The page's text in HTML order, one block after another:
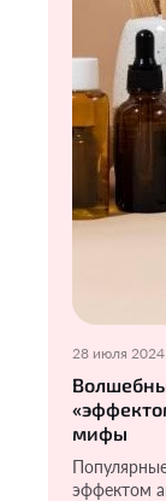
28 июля 2024
мифы
эффектом